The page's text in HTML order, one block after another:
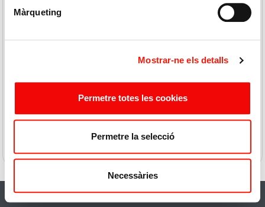
Màrqueting
Mostrar-ne els detalls
Permetre totes les cookies
Permetre la selecció
Necessàries
PUERTO DE INDIAS
COMPRAR
PUERTO DE INDIAS
COMPRAR